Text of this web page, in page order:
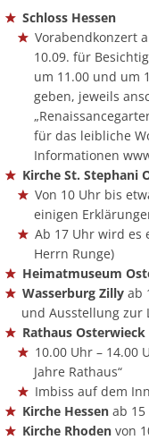
Schloss Hessen
Vorabendkonzert
10.09. für
um 11.00 und um
geben, jeweils
für das leibliche
Informationen
Kirche St. Stephani
Von 10 Uhr bis
einigen
Ab 17 Uhr wird es
Herrn Runge)
Heimatmuseum
Wasserburg Zillyab
und Ausstellung zur
Rathaus Osterwieck
10.00 Uhr – 14.00
Jahre Rathaus“
Imbiss auf dem
Kirche Hessenab 15
Kirche Rhodenvon